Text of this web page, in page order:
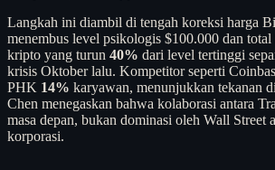
Langkah ini diambil di tengah koreksi harga
menembus level psikologis $100.000 dan total
kripto yang turun 40% dari level tertinggi
krisis Oktober lalu. Kompetitor seperti
PHK 14% karyawan, menunjukkan tekanan
Chen menegaskan bahwa kolaborasi antara
masa depan, bukan dominasi oleh Wall Street
korporasi.